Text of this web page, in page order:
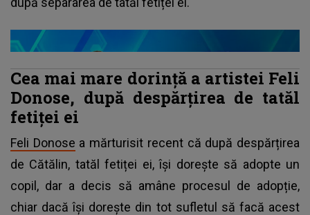
Cea mai mare dorință a artistei Feli
Donose, după despărțirea de tatăl
fetiței ei
Feli Donose a mărturisit recent că după despărțirea
de Cătălin, tatăl fetiței ei, își dorește să adopte un
copil, dar a decis să amâne procesul de adopție,
chiar dacă își dorește din tot sufletul să facă acest